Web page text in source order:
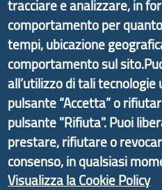
di Genova Città
partire dal progetto
promosso dal Dipartimento
Economico e finalizzato al
delle valli dell’entroterra.
informazioni ed
d'Area Antola-Tigullio, in
Liguria ed ANCI Liguria.
tracciare e analizzare, in
comportamento per
tempi, ubicazione
comportamento sul
all’utilizzo di tali tecnologie
pulsante “Accetta” o
pulsante "Rifiuta". Puoi
prestare, rifiutare o
consenso, in qualsiasi
Visualizza la Cookie Policy